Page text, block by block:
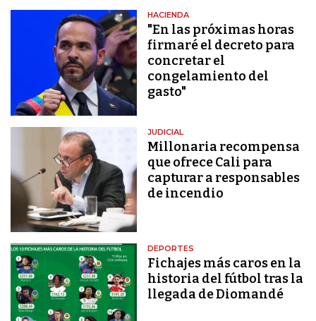
HACIENDA
"En las próximas horas
firmaré el decreto para
concretar el
congelamiento del
gasto"
JUDICIAL
Millonaria recompensa
que ofrece Cali para
capturar a responsables
de incendio
DEPORTES
Fichajes más caros en la
historia del fútbol tras la
llegada de Diomandé